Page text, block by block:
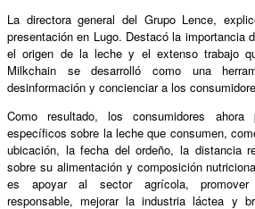
La directora general del Grupo Lence,
presentación en Lugo. Destacó la importancia
el origen de la leche y el extenso trabajo
Milkchain se desarrolló como una
desinformación y concienciar a los
Como resultado, los consumidores ahora
específicos sobre la leche que consumen,
ubicación, la fecha del ordeño, la distancia
sobre su alimentación y composición
es apoyar al sector agrícola,
responsable, mejorar la industria láctea y